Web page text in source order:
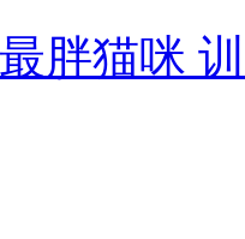
胖猫咪